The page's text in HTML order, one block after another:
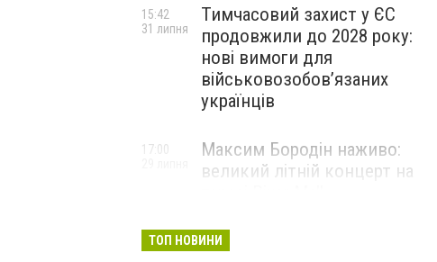
Тимчасовий захист у ЄС
продовжили до 2028 року:
нові вимоги для
військовозобов’язаних
українців
15:42
31 липня
Максим Бородін наживо:
великий літній концерт на
17:00
ТОП НОВИНИ